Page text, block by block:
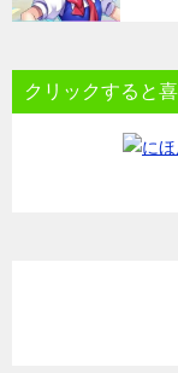
クリックすると